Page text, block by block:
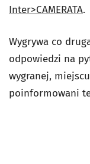
Inter>CAMERATA.
Wygrywa co
odpowiedzi na
wygranej,
poinformowani